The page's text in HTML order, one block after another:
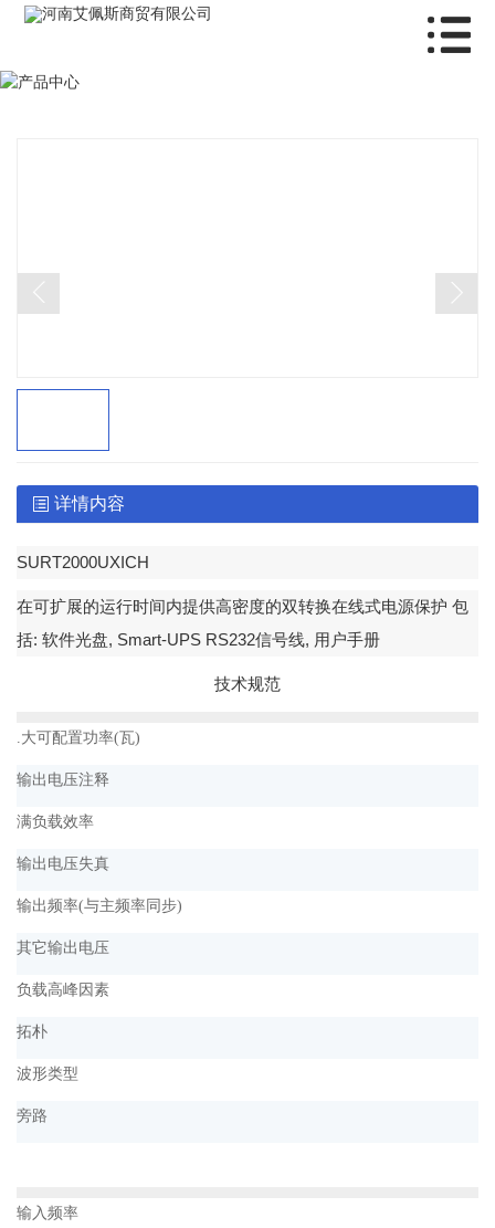
详情内容
SURT2000UXICH
在可扩展的运行时间内提供高密度的双转换在线式电源保护 包
括: 软件光盘, Smart-UPS RS232信号线, 用户手册
技术规范
.大可配置功率(瓦)
输出电压注释
满负载效率
输出电压失真
输出频率(与主频率同步)
其它输出电压
负载高峰因素
拓朴
波形类型
旁路
输入频率